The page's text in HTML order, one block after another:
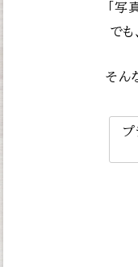
「
でも
そん